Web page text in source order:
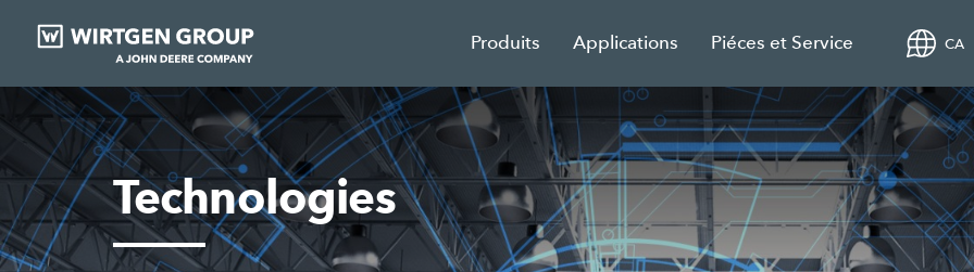
Produits Applications Piéces et Service CA
Technologies